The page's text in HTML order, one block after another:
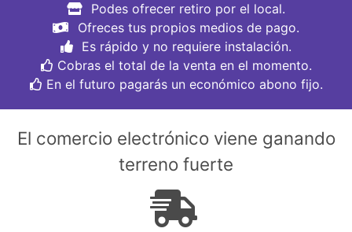
Podes ofrecer retiro por el local.
Ofreces tus propios medios de pago.
Es rápido y no requiere instalación.
Cobras el total de la venta en el momento.
En el futuro pagarás un económico abono fijo.
El comercio electrónico viene ganando
terreno fuerte